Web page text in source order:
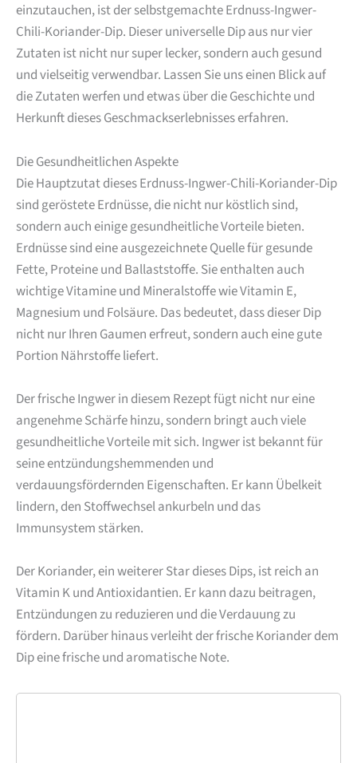
einzutauchen, ist der selbstgemachte Erdnuss-Ingwer-
Chili-Koriander-Dip. Dieser universelle Dip aus nur vier
Zutaten ist nicht nur super lecker, sondern auch gesund
und vielseitig verwendbar. Lassen Sie uns einen Blick auf
die Zutaten werfen und etwas über die Geschichte und
Herkunft dieses Geschmackserlebnisses erfahren.
Die Gesundheitlichen Aspekte
Die Hauptzutat dieses Erdnuss-Ingwer-Chili-Koriander-Dip
sind geröstete Erdnüsse, die nicht nur köstlich sind,
sondern auch einige gesundheitliche Vorteile bieten.
Erdnüsse sind eine ausgezeichnete Quelle für gesunde
Fette, Proteine und Ballaststoffe. Sie enthalten auch
wichtige Vitamine und Mineralstoffe wie Vitamin E,
Magnesium und Folsäure. Das bedeutet, dass dieser Dip
nicht nur Ihren Gaumen erfreut, sondern auch eine gute
Portion Nährstoffe liefert.
Der frische Ingwer in diesem Rezept fügt nicht nur eine
angenehme Schärfe hinzu, sondern bringt auch viele
gesundheitliche Vorteile mit sich. Ingwer ist bekannt für
seine entzündungshemmenden und
verdauungsfördernden Eigenschaften. Er kann Übelkeit
lindern, den Stoffwechsel ankurbeln und das
Immunsystem stärken.
Der Koriander, ein weiterer Star dieses Dips, ist reich an
Vitamin K und Antioxidantien. Er kann dazu beitragen,
Entzündungen zu reduzieren und die Verdauung zu
fördern. Darüber hinaus verleiht der frische Koriander dem
Dip eine frische und aromatische Note.